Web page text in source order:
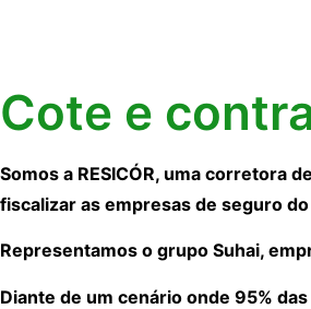
Cote e
Somos a RESICÓR, uma corretora
fiscalizar as empresas de seguro
Representamos o grupo Suhai,
Diante de um cenário onde 95%